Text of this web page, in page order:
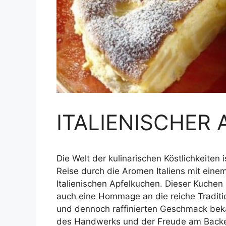
ITALIENISCHER
Die Welt der kulinarischen
Reise durch die Aromen Italiens mit
Italienischen Apfelkuchen. Dieser
auch eine Hommage an die reiche
und dennoch raffinierten Geschmack
des Handwerks und der Freude am